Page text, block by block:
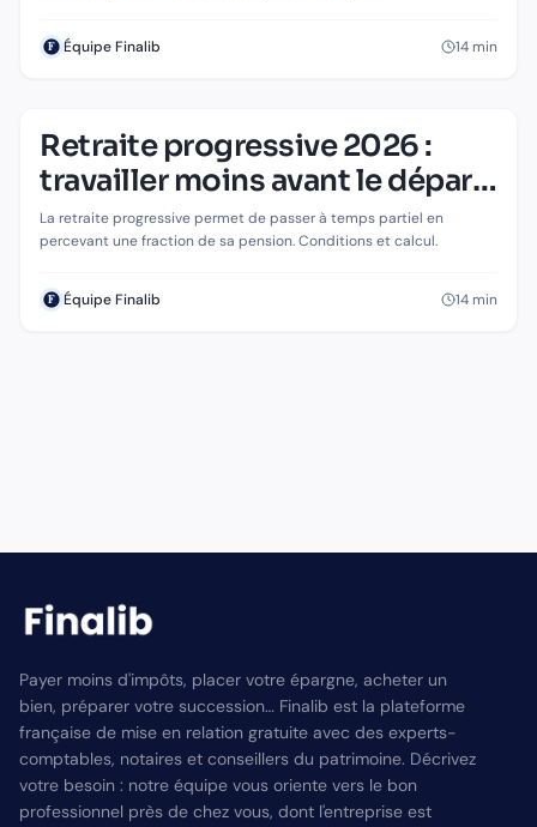
Équipe Finalib 14min
Retraite progressive 2026 :
travailler moins avant le départ
tout en cotisant
La retraite progressive permet de passer à temps partiel en
percevant une fraction de sa pension. Conditions et calcul.
Équipe Finalib 14min
Payer moins d'impôts, placer votre épargne, acheter un
bien, préparer votre succession… Finalib est la plateforme
française de mise en relation gratuite avec des experts-
comptables, notaires et conseillers du patrimoine. Décrivez
votre besoin : notre équipe vous oriente vers le bon
professionnel près de chez vous, dont l'entreprise est